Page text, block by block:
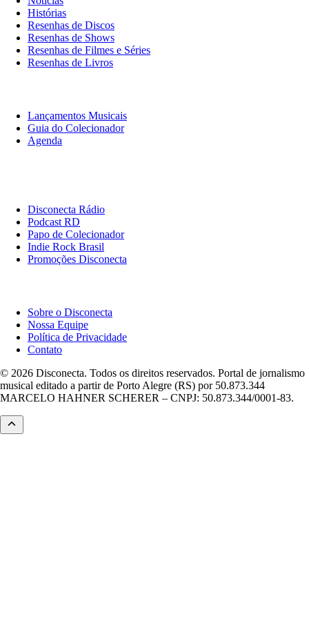
Histórias
Resenhas de Discos
Resenhas de Shows
Resenhas de Filmes e Séries
Resenhas de Livros
Lançamentos Musicais
Guia do Colecionador
Agenda
Disconecta Rádio
Podcast RD
Papo de Colecionador
Indie Rock Brasil
Promoções Disconecta
Sobre o Disconecta
Nossa Equipe
Política de Privacidade
Contato
© 2026 Disconecta. Todos os direitos reservados. Portal de jornalismo
musical editado a partir de Porto Alegre (RS) por 50.873.344
MARCELO HAHNER SCHERER – CNPJ: 50.873.344/0001-83.